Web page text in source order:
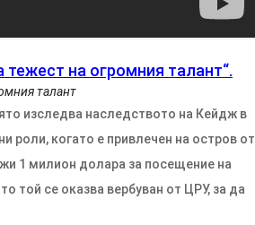
талант
изследва наследството на Кейдж в
роли, когато е привлечен на остров от
1 милион долара за посещение на
той се оказва вербуван от ЦРУ, за да